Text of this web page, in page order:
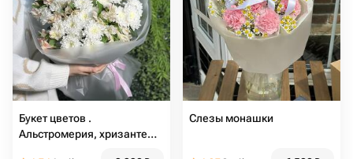
Букет цветов .
Альстромерия, хризантема
Слезы монашки